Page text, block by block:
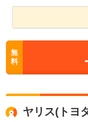
無
料
ヤリス(トヨ